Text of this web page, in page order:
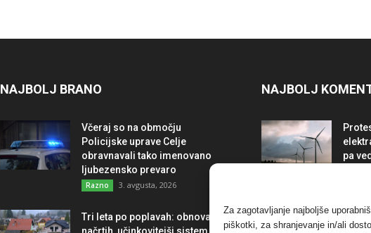
Za zagotavljanje najboljše
piškotki, za shranjevanje in/ali
NAJBOLJ BRANO
Včeraj so na območju
Policijske uprave Celje
obravnavali tako imenovano
ljubezensko prevaro
Razno 3. avgusta, 2026
Tri leta po poplavah: obnova po
NAJBOLJ
pa